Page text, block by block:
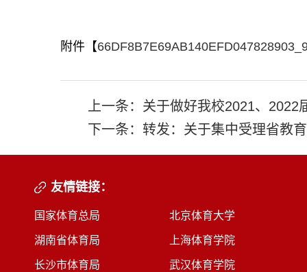
附件【
上一条： 关于做好我校2021、2022
下一条： 转发：关于集中受理省教
友情链接：
国家体育总局 北京体育大学
湖南省体育局 上海体育学院
长沙市体育局 武汉体育学院